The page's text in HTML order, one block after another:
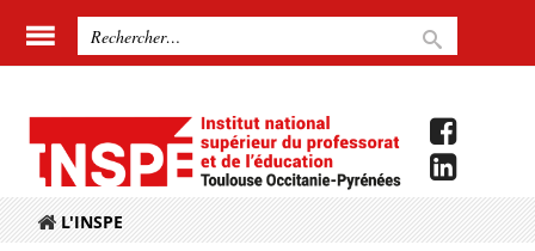
L'INSPE